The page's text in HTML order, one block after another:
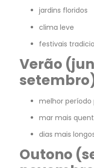
jardins floridos
clima leve
festivais
Verão
melhor período
mar mais
dias mais
Outono